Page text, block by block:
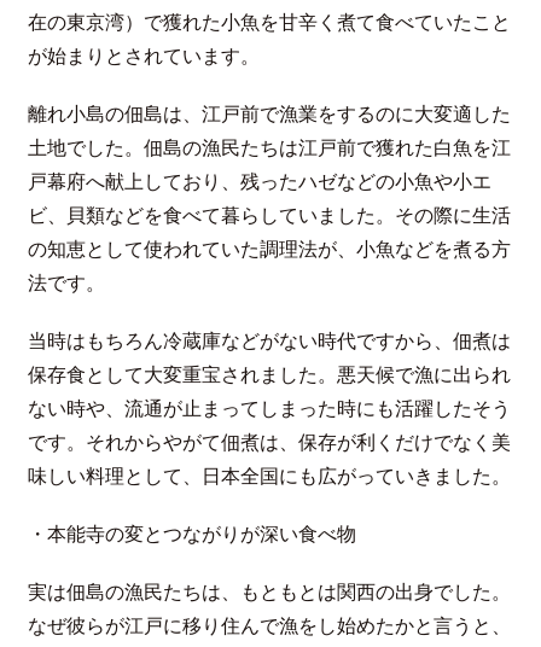
在の東京湾）で獲れた小魚を甘辛く煮て食べていたこと
が始まりとされています。
離れ小島の佃島は、江戸前で漁業をするのに大変適した
土地でした。佃島の漁民たちは江戸前で獲れた白魚を江
戸幕府へ献上しており、残ったハゼなどの小魚や小エ
ビ、貝類などを食べて暮らしていました。その際に生活
の知恵として使われていた調理法が、小魚などを煮る方
法です。
当時はもちろん冷蔵庫などがない時代ですから、佃煮は
保存食として大変重宝されました。悪天候で漁に出られ
ない時や、流通が止まってしまった時にも活躍したそう
です。それからやがて佃煮は、保存が利くだけでなく美
味しい料理として、日本全国にも広がっていきました。
・本能寺の変とつながりが深い食べ物
実は佃島の漁民たちは、もともとは関西の出身でした。
なぜ彼らが江戸に移り住んで漁をし始めたかと言うと、